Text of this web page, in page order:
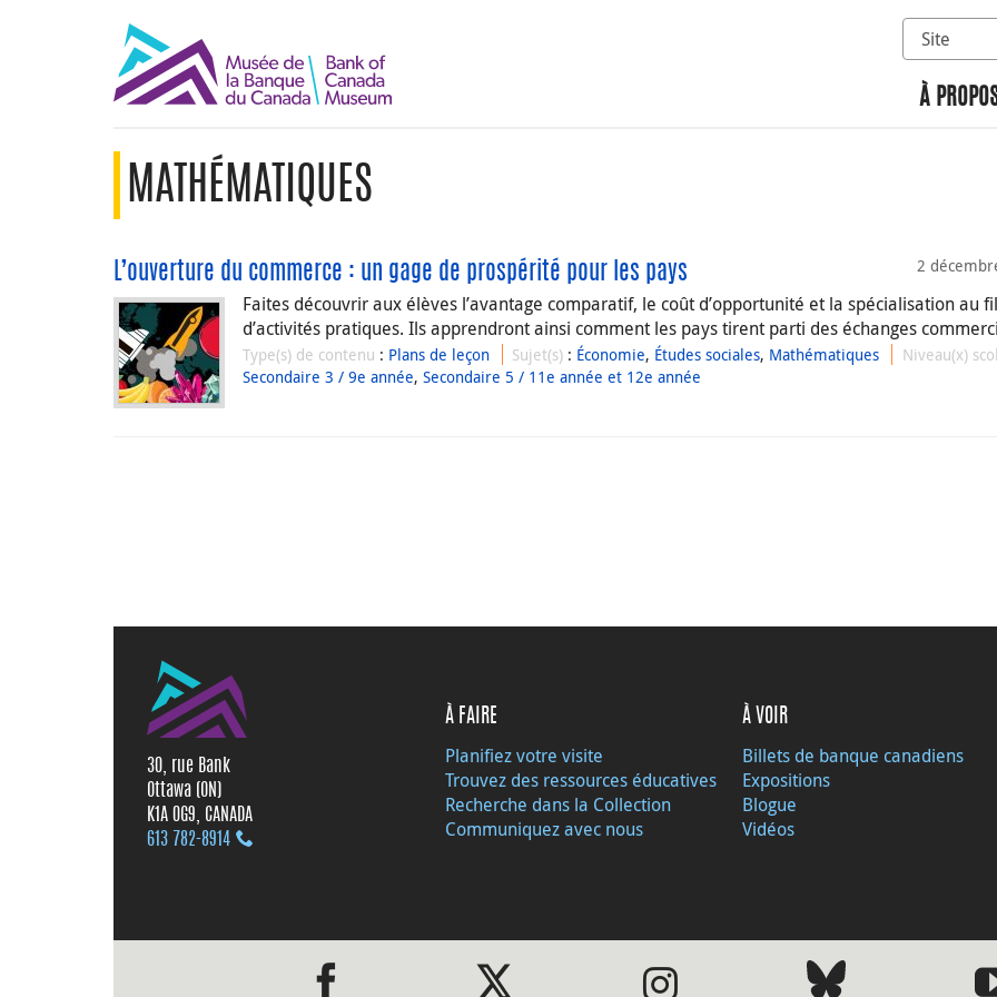
À
MATHÉMATIQUES
2
L’ouverture du commerce : un gage de prospérité pour les pays
Faites découvrir aux élèves l’avantage comparatif, le coût d’opportunité et la spécialisation au fil
d’activités pratiques. Ils apprendront ainsi comment les pays tirent parti des échanges
Type(s) de contenu : Plans de leçon Sujet(s) : Économie, Études sociales, Mathématiques Niveau(x)
Secondaire 3 / 9e année, Secondaire 5 / 11e année et 12e année
30, rue Bank
Ottawa (ON)
K1A 0G9, CANADA
613 782‑8914
À FAIRE
Planifiez votre visite
Trouvez des ressources éducatives
Recherche dans la Collection
Communiquez avec nous
À VOIR
Billets de banque canadiens
Expositions
Blogue
Vidéos